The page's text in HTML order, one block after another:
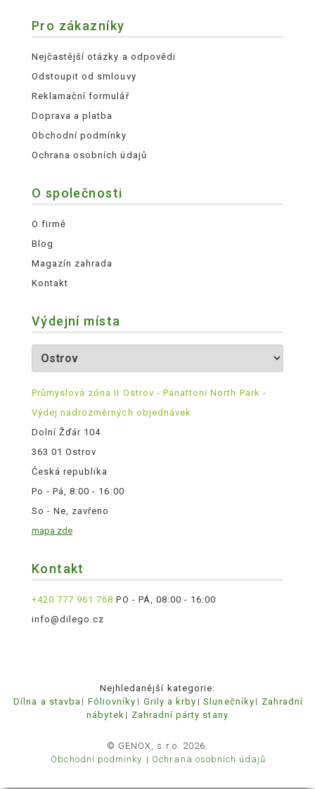
Pro zákazníky
Nejčastější otázky a odpovědi
Odstoupit od smlouvy
Reklamační formulář
Doprava a platba
Obchodní podmínky
Ochrana osobních údajů
O společnosti
O firmě
Blog
Magazín zahrada
Kontakt
Výdejní místa
Průmyslová zóna II Ostrov - Panattoni North Park -
Výdej nadrozměrných objednávek
Dolní Žďár 104
363 01 Ostrov
Česká republika
Po - Pá, 8:00 - 16:00
So - Ne, zavřeno
mapa zde
Kontakt
+420 777 961 768 PO - PÁ, 08:00 - 16:00
info@dilego.cz
Nejhledanější kategorie:
Dílna a stavba
Fóliovníky Grily a krby Slunečníky
Zahradní
nábytek
Zahradní párty stany
© GENOX, s.r.o. 2026.
Obchodní podmínky
Ochrana osobních údajů